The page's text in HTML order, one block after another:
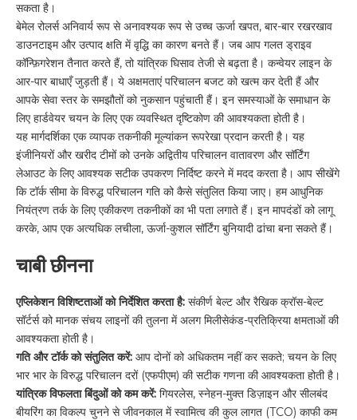
सकता है।
बेमेल रोलर्स अनिवार्य रूप से अनावश्यक रूप से उच्च ऊर्जा खपत, बार-बार रखरखाव
डाउनटाइम और उत्पाद क्षति में वृद्धि का कारण बनते हैं। जब आप गलत ड्राइव
कॉन्फ़िगरेशन तैनात करते हैं, तो यांत्रिक घिसाव तेजी से बढ़ता है। कन्वेयर लाइन के
आर-पार बाधाएँ जुड़ती हैं। ये अक्षमताएं परिचालन बजट को खत्म कर देती हैं और
आपके सेवा स्तर के समझौतों को नुकसान पहुंचाती हैं। इन समस्याओं के समाधान के
लिए हार्डवेयर चयन के लिए एक व्यवस्थित दृष्टिकोण की आवश्यकता होती है।
यह मार्गदर्शिका एक व्यापक तकनीकी मूल्यांकन रूपरेखा प्रदान करती है। यह
इंजीनियरों और खरीद टीमों को उनके अद्वितीय परिचालन वातावरण और सॉर्टिंग
लेआउट के लिए आवश्यक सटीक उपकरण निर्दिष्ट करने में मदद करता है। आप सीखेंगे
कि टॉर्क सीमा के विरुद्ध परिचालन गति को कैसे संतुलित किया जाए। हम आधुनिक
नियंत्रण तर्क के लिए एकीकरण तकनीकों का भी पता लगाते हैं। इन मापदंडों को लागू
करके, आप एक अत्यधिक लचीला, ऊर्जा-कुशल सॉर्टिंग बुनियादी ढांचा बना सकते हैं।
चाबी छीनना
एप्लिकेशन विशिष्टताओं को निर्देशित करता है: संकीर्ण बेल्ट और रैखिक क्रॉस-बेल्ट
सॉर्टर्स को मानक संचय लाइनों की तुलना में अलग मिलीसेकंड-प्रतिक्रिया क्षमताओं की
आवश्यकता होती है।
गति और टॉर्क को संतुलित करें: आप दोनों को अधिकतम नहीं कर सकते; चयन के लिए
भार भार के विरुद्ध परिचालन दरों (एफपीएम) की सटीक गणना की आवश्यकता होती है।
यांत्रिक विफलता बिंदुओं को कम करें: गियरलेस, स्नेहन-मुक्त डिज़ाइन और सीलबंद
बीयरिंग का विकल्प चुनने से जीवनकाल में स्वामित्व की कुल लागत (TCO) काफी कम